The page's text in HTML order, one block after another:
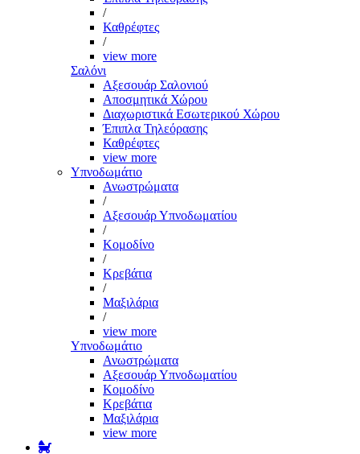
/
Καθρέφτες
/
view more
Σαλόνι
Αξεσουάρ Σαλονιού
Αποσμητικά Χώρου
Διαχωριστικά Εσωτερικού Χώρου
Έπιπλα Τηλεόρασης
Καθρέφτες
view more
Υπνοδωμάτιο
Ανωστρώματα
/
Αξεσουάρ Υπνοδωματίου
/
Κομοδίνο
/
Κρεβάτια
/
Μαξιλάρια
/
view more
Υπνοδωμάτιο
Ανωστρώματα
Αξεσουάρ Υπνοδωματίου
Κομοδίνο
Κρεβάτια
Μαξιλάρια
view more